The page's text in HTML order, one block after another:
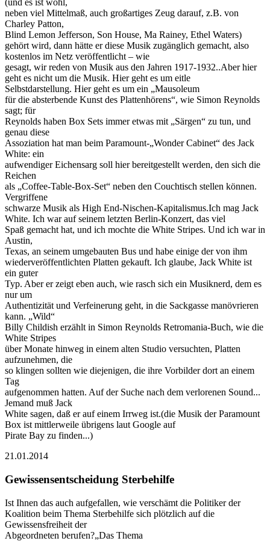
(und es ist wohl,
neben viel Mittelmaß, auch großartiges Zeug darauf, z.B. von
Charley Patton,
Blind Lemon Jefferson, Son House, Ma Rainey, Ethel Waters)
gehört wird, dann hätte er diese Musik zugänglich gemacht, also
kostenlos im Netz veröffentlicht – wie
gesagt, wir reden von Musik aus den Jahren 1917-1932..Aber hier
geht es nicht um die Musik. Hier geht es um eitle
Selbstdarstellung. Hier geht es um ein „Mausoleum
für die absterbende Kunst des Plattenhörens“, wie Simon Reynolds
sagt; für
Reynolds haben Box Sets immer etwas mit „Särgen“ zu tun, und
genau diese
Assoziation hat man beim Paramount-„Wonder Cabinet“ des Jack
White: ein
aufwendiger Eichensarg soll hier bereitgestellt werden, den sich die
Reichen
als „Coffee-Table-Box-Set“ neben den Couchtisch stellen können.
Vergriffene
schwarze Musik als High End-Nischen-Kapitalismus.Ich mag Jack
White. Ich war auf seinem letzten Berlin-Konzert, das viel
Spaß gemacht hat, und ich mochte die White Stripes. Und ich war in
Austin,
Texas, an seinem umgebauten Bus und habe einige der von ihm
wiederveröffentlichten Platten gekauft. Ich glaube, Jack White ist
ein guter
Typ. Aber er zeigt eben auch, wie rasch sich ein Musiknerd, dem es
nur um
Authentizität und Verfeinerung geht, in die Sackgasse manövrieren
kann. „Wild“
Billy Childish erzählt in Simon Reynolds Retromania-Buch, wie die
White Stripes
über Monate hinweg in einem alten Studio versuchten, Platten
aufzunehmen, die
so klingen sollten wie diejenigen, die ihre Vorbilder dort an einem
Tag
aufgenommen hatten. Auf der Suche nach dem verlorenen Sound...
Jemand muß Jack
White sagen, daß er auf einem Irrweg ist.(die Musik der Paramount
Box ist mittlerweile übrigens laut Google auf
Pirate Bay zu finden...)
21.01.2014
Gewissensentscheidung Sterbehilfe
Ist Ihnen das auch aufgefallen, wie verschämt die Politiker der
Koalition beim Thema Sterbehilfe sich plötzlich auf die
Gewissensfreiheit der
Abgeordneten berufen?„Das Thema